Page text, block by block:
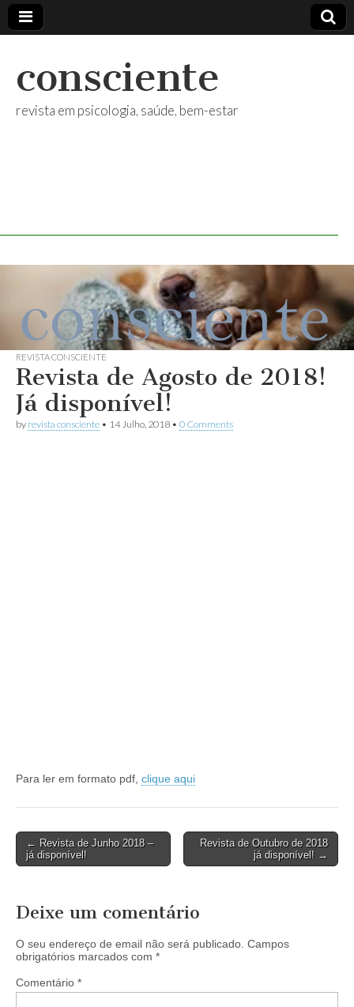
consciente
revista em psicologia, saúde, bem-estar
REVISTA CONSCIENTE
Revista de Agosto de 2018!
Já disponível!
by revista consciente • 14 Julho, 2018 • 0 Comments
Para ler em formato pdf, clique aqui
Post
navigation
← Revista de Junho 2018 –
já disponível!
Revista de Outubro de 2018
já disponível! →
Deixe um comentário
O seu endereço de email não será publicado. Campos
obrigatórios marcados com *
Comentário *